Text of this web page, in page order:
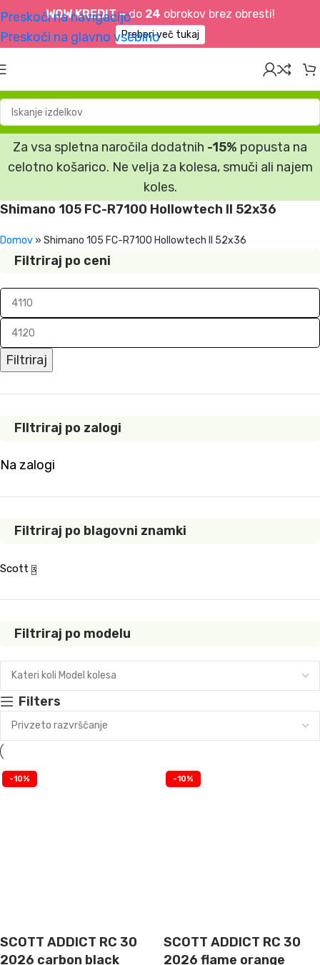
WOW KREDIT –do 24 obrokov brez obresti!
Preberi več tukaj
Preskoči na navigacijo
Preskoči na glavno vsebino
Za vsa spletna naročila dodatnih -15% popusta na
celotno košarico. Ne velja za kolesa, smuči ali najem
koles.
Shimano 105 FC-R7100 Hollowtech II 52x36
Domov » Shimano 105 FC-R7100 Hollowtech II 52x36
Filtriraj po ceni
Filtriraj
FIltriraj po zalogi
Na zalogi
Filtriraj po blagovni znamki
Scott 3
Filtriraj po modelu
Filters
-10%
SCOTT ADDICT RC 30
2026 carbon black
-10%
SCOTT ADDICT RC 30
2026 flame orange